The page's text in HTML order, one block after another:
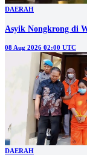
DAERAH
Asyik Nongkrong di
08 Aug 2026 02:00 UTC
DAERAH